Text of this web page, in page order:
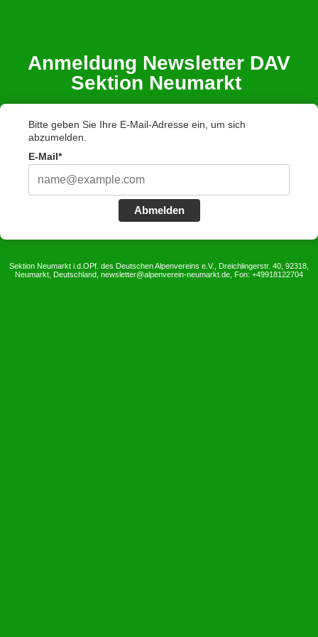
Anmeldung Newsletter DAV
Sektion Neumarkt
Bitte geben Sie Ihre E-Mail-Adresse ein, um sich
abzumelden.
E-Mail*
Abmelden
Sektion Neumarkt i.d.OPf. des Deutschen Alpenvereins e.V., Dreichlingerstr. 40, 92318,
Neumarkt, Deutschland, newsletter@alpenverein-neumarkt.de, Fon: +49918122704